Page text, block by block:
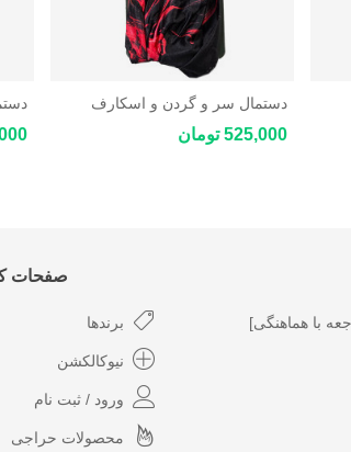
دستمال سر و گردن و اسکارف
Star Coolmax
525,000 تومان
با هماهنگی]
صفحات
برندها
نیوکالکشن
ورود / ثبت نام
محصولات حراجی